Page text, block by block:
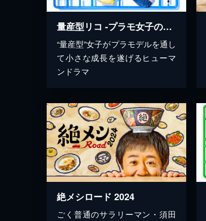
量産型リコ -プラモ女子の人生組み立て記-
“量産型”女子がプラモデルを通し
て小さな成長を遂げるヒューマ
ンドラマ
絶メシロード 2024
ごく普通のサラリーマン・須田